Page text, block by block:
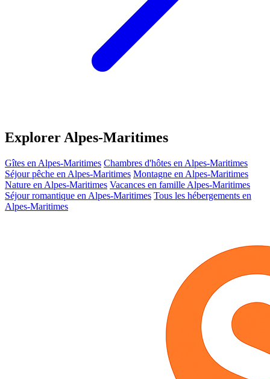
Explorer Alpes-Maritimes
Gîtes en Alpes-Maritimes Chambres d'hôtes en Alpes-Maritimes
Séjour pêche en Alpes-Maritimes Montagne en Alpes-Maritimes
Nature en Alpes-Maritimes Vacances en famille Alpes-Maritimes
Séjour romantique en Alpes-Maritimes Tous les hébergements en
Alpes-Maritimes